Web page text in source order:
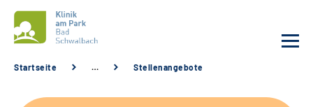
Startseite … Stellenangebote